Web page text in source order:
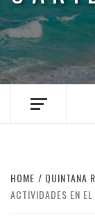
HOME QUINTANA
ACTIVIDADES EN EL